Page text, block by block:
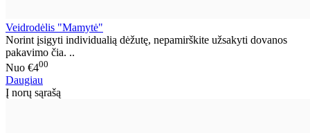
Veidrodėlis "Mamytė"
Norint įsigyti individualią dėžutę, nepamirškite užsakyti dovanos
pakavimo čia. ..
Nuo €400
Daugiau
Į norų sąrašą